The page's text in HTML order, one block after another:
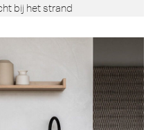
bij het strand